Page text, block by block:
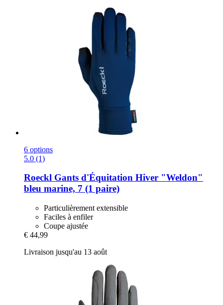
6 options
5.0 (1)
Roeckl Gants d'Équitation Hiver "Weldon"
bleu marine, 7 (1 paire)
Particulièrement extensible
Faciles à enfiler
Coupe ajustée
€ 44,99
Livraison jusqu'au 13 août